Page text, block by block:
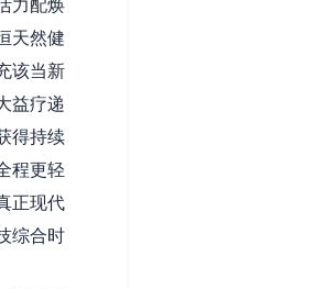
力配焕
天然健
该当新
益疗递
得持续
程更轻
正现代
综合时